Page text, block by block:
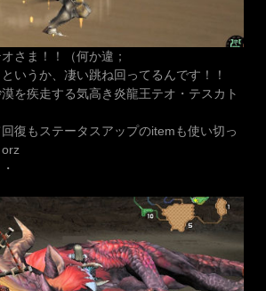
さま！！（何か違；
いうか、凄い跳ね回ってるんです！！
を疾走する気高き炎龍王テオ・テスカト
復もステータスアップのitemも使い切っ